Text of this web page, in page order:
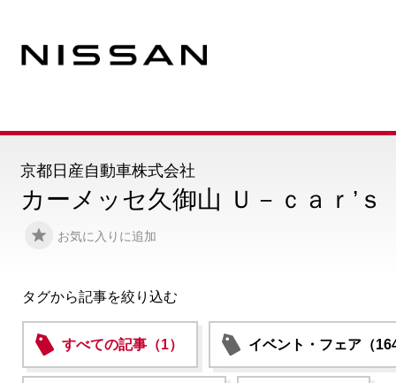
カーメッセ久御山 Ｕ－ｃａｒ’ｓ
お気に入りに追加
京都日産自動車株式会社
タグから記事を絞り込む
すべての記事（1） イベント・フェア（